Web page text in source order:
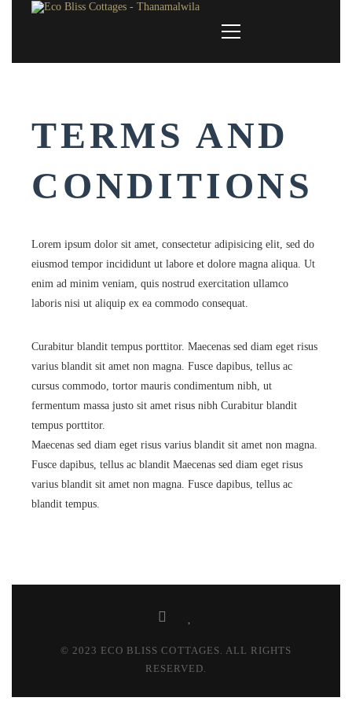
TERMS AND
CONDITIONS
Lorem ipsum dolor sit amet, consectetur adipisicing elit, sed do
eiusmod tempor incididunt ut labore et dolore magna aliqua. Ut
enim ad minim veniam, quis nostrud exercitation ullamco
laboris nisi ut aliquip ex ea commodo consequat.
Curabitur blandit tempus porttitor. Maecenas sed diam eget risus
varius blandit sit amet non magna. Fusce dapibus, tellus ac
cursus commodo, tortor mauris condimentum nibh, ut
fermentum massa justo sit amet risus nibh Curabitur blandit
tempus porttitor.
Maecenas sed diam eget risus varius blandit sit amet non magna.
Fusce dapibus, tellus ac blandit Maecenas sed diam eget risus
varius blandit sit amet non magna. Fusce dapibus, tellus ac
blandit tempus.
© 2023 ECO BLISS COTTAGES. ALL RIGHTS
RESERVED.